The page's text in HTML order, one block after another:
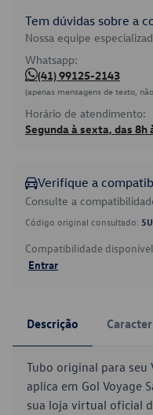
Tem dúvidas sobre a
Nossa equipe
Whatsapp:
(41) 99125-2143
(apenas mensagens de texto,
Horário de atendimento:
Segunda à sexta, das 8h
Verifique a
Consulte a
Código original consultado:
Compatibilidade
Entrar
Descrição
Tubo original para
aplica em Gol Voyage
sua loja virtual oficial